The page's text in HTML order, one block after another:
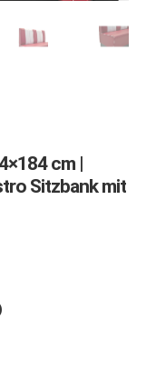
cm |
Sitzbank mit